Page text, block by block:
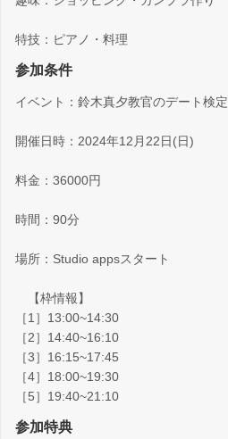
特技：ピアノ・料理
参加条件
イベント：鈴木真夕教官のデート検定
開催日時：2024年12月22日(日)
料金：36000円
時間：90分
場所：Studio appsスタート
【枠情報】
［1］13:00~14:30
［2］14:40~16:10
［3］16:15~17:45
［4］18:00~19:30
［5］19:40~21:10
参加特典